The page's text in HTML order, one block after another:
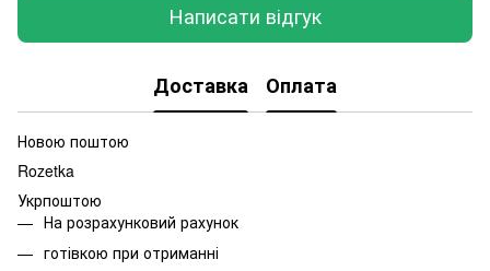
Написати відгук
Доставка Оплата
Новою поштою
Rozetka
Укрпоштою
На розрахунковий рахунок
готівкою при отриманні